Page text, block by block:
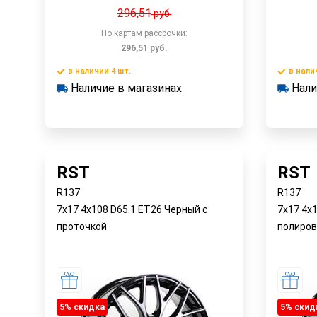
296,51руб.
По картам рассрочки:
296,51 руб.
Быстрый заказ
в наличии 4 шт.
в наличии 4 шт.
Наличие в магазинах в
в
RST
R137
7x17 4x108 D65.1 ET26 Черный с
проточкой
5% cкидка
RST
R137
7x17
5%